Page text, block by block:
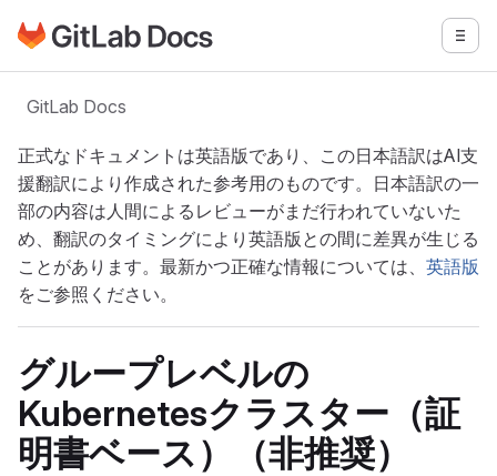
メインコンテンツにスキップ
GitLabドキュメントのホームページに移動 メニ
GitLab Docs
正式なドキュメントは英語版であり、この日本語訳はAI支
援翻訳により作成された参考用のものです。日本語訳の一
部の内容は人間によるレビューがまだ行われていないた
め、翻訳のタイミングにより英語版との間に差異が生じる
ことがあります。最新かつ正確な情報については、 英語版
をご参照ください。
グループレベルの
Kubernetesクラスター（証
明書ベース）（非推奨）